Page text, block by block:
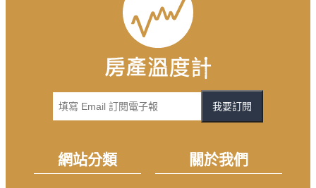
我要訂閱
網站分類 關於我們